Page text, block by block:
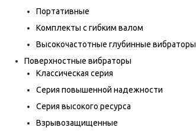
Портативные
Комплекты с гибким валом
Высокочастотные глубинные вибраторы
Поверхностные вибраторы
Классическая серия
Серия повышенной надежности
Серия высокого ресурса
Взрывозащищенные